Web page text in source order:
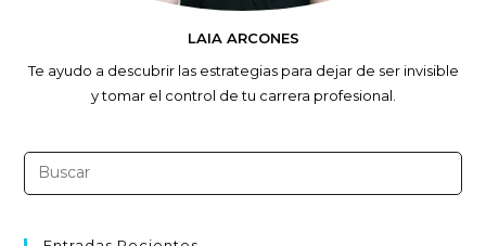
LAIA ARCONES
Te ayudo a descubrir las estrategias para dejar de ser invisible
y tomar el control de tu carrera profesional.